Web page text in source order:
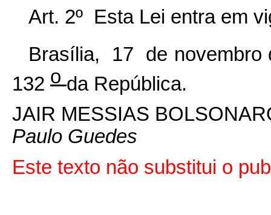
Art. 2º Esta Lei entra em
Brasília, 17 de novembro
132 o da República.
JAIR MESSIAS
Paulo Guedes
Este texto não substitui o